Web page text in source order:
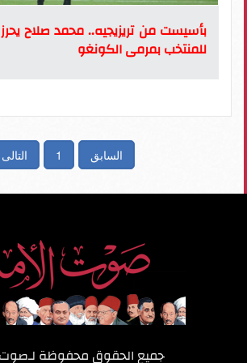
بأسيست من تريزيجيه.. محمد صلاح
للمنتخب بمرمى الكونغو
السابق 1 التالى
جميع الحقوق محفوظة لـصوت